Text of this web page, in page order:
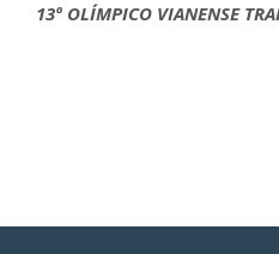
13º OLÍMPICO VIANENSE